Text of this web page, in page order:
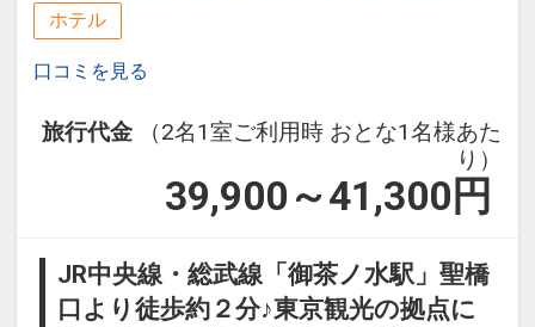
ホテル
口コミを見る
旅行代金
（2名1室ご利用時 おとな1名様あた
り）
39,900～41,300 円
JR中央線・総武線「御茶ノ水駅」聖橋
口より徒歩約２分♪東京観光の拠点に